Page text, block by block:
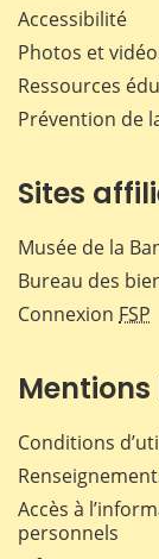
Accessibilité
Photos et
Ressources
Prévention de
Sites
Musée de la
Bureau des
Connexion FSP
Conditions
Accès à
personnels